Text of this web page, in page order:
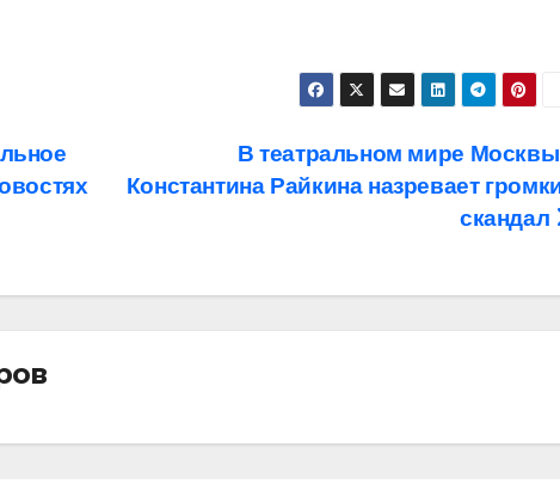
В театральном мире
Константина Райкина назревает
скандал